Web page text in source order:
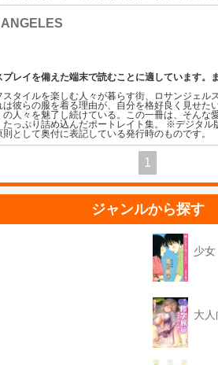
レイを備えた端末で読むことに適しています。
タイルを楽しむ人々が暮らす街、ロサンジェ
彼らの服を着る理由が、自分を格好良く見せ
人々を魅了し続けている。この一冊は、そん
っぷり詰め込んだポートレイト集。 ※デジタ
として奥付に表記している発行時のものです。
1
ジャンルから探す
少女
大人